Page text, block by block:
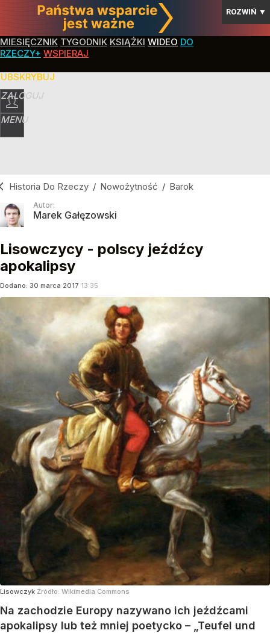
ROZWIŃ ▼
MIESIĘCZNIK TYGODNIK KSIĄŻKI WIDEO DO
RZECZY+ WSPIERAJ
ZALOGUJ
MENU
Historia Do Rzeczy / Nowożytność / Barok
Autor:
Marek Gałęzowski
Lisowczycy - polscy jeźdźcy
apokalipsy
Dodano: 30 marca 2017 13:35
Lisowczyk Źródło: Wikimedia Commons
Na zachodzie Europy nazywano ich jeźdźcami
apokalipsy lub też mniej poetycko – „Teufel und